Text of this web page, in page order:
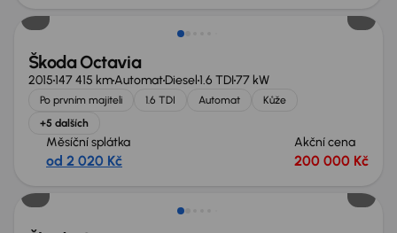
Škoda Octavia
2015147 415 kmAutomatDiesel1.6 TDI77 kW
Po prvním majiteli 1.6 TDI Automat
Kůže
+5 dalších
Měsíční splátka
od 2 020 Kč
Akční cena
200 000 Kč
Možnost odpočtu DPH